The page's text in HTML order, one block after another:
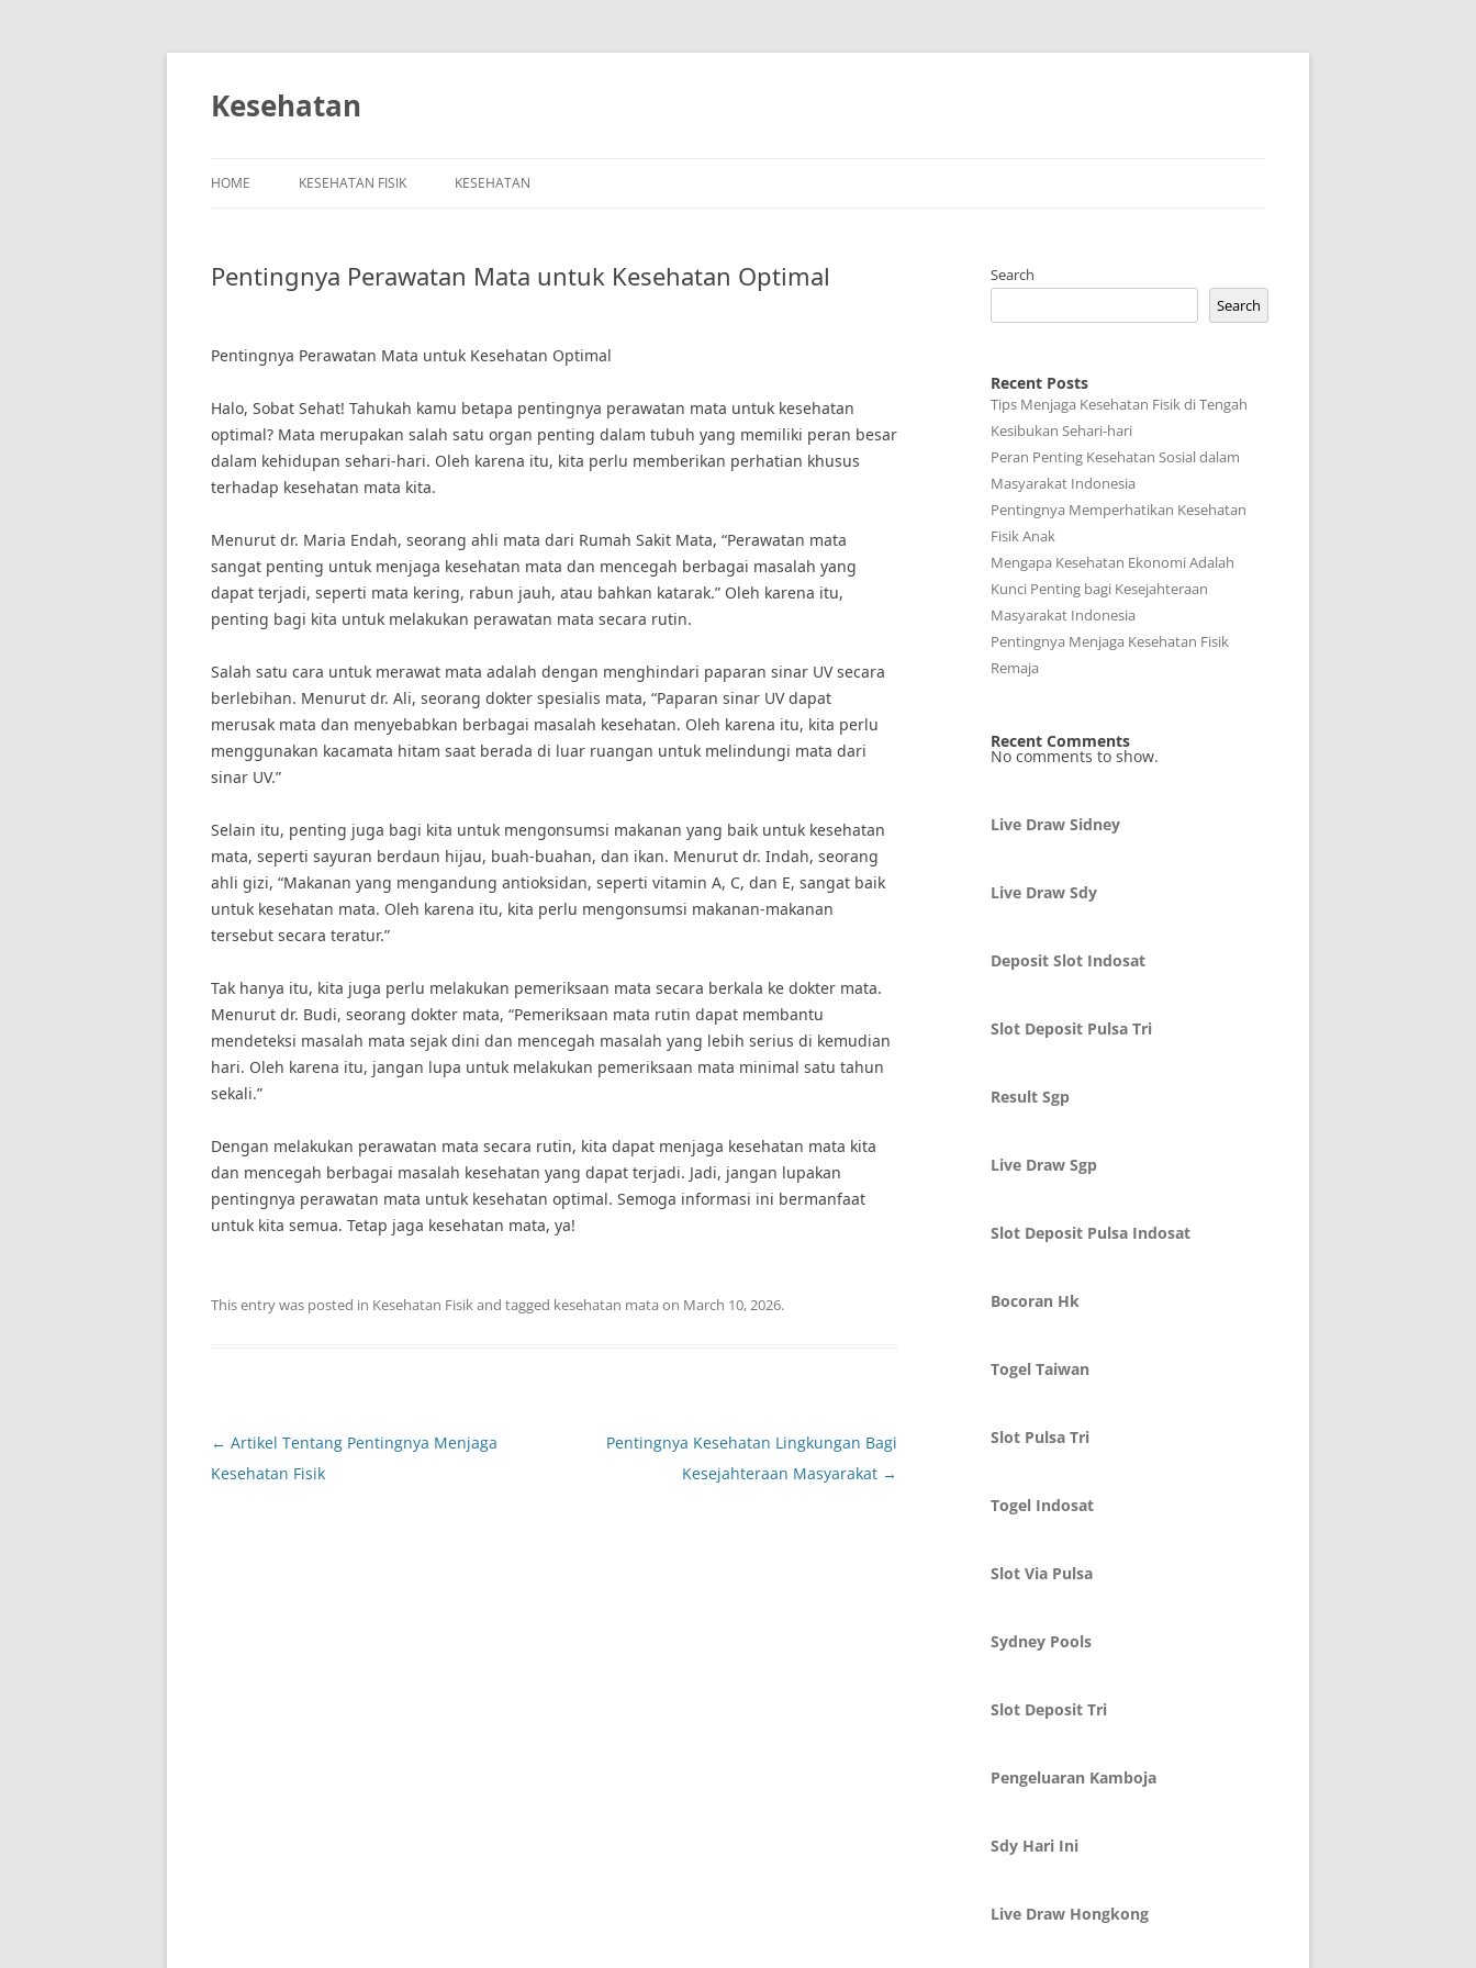
Skip
Kesehatan
HOME KESEHATAN FISIK KESEHATAN
Pentingnya Perawatan Mata untuk Kesehatan Optimal
Pentingnya Perawatan Mata untuk Kesehatan Optimal
Halo, Sobat Sehat! Tahukah kamu betapa pentingnya perawatan mata untuk kesehatan
optimal? Mata merupakan salah satu organ penting dalam tubuh yang memiliki peran besar
dalam kehidupan sehari-hari. Oleh karena itu, kita perlu memberikan perhatian khusus
terhadap kesehatan mata kita.
Menurut dr. Maria Endah, seorang ahli mata dari Rumah Sakit Mata, “Perawatan mata
sangat penting untuk menjaga kesehatan mata dan mencegah berbagai masalah yang
dapat terjadi, seperti mata kering, rabun jauh, atau bahkan katarak.” Oleh karena itu,
penting bagi kita untuk melakukan perawatan mata secara rutin.
Salah satu cara untuk merawat mata adalah dengan menghindari paparan sinar UV secara
berlebihan. Menurut dr. Ali, seorang dokter spesialis mata, “Paparan sinar UV dapat
merusak mata dan menyebabkan berbagai masalah kesehatan. Oleh karena itu, kita perlu
menggunakan kacamata hitam saat berada di luar ruangan untuk melindungi mata dari
sinar UV.”
Selain itu, penting juga bagi kita untuk mengonsumsi makanan yang baik untuk kesehatan
mata, seperti sayuran berdaun hijau, buah-buahan, dan ikan. Menurut dr. Indah, seorang
ahli gizi, “Makanan yang mengandung antioksidan, seperti vitamin A, C, dan E, sangat baik
untuk kesehatan mata. Oleh karena itu, kita perlu mengonsumsi makanan-makanan
tersebut secara teratur.”
Tak hanya itu, kita juga perlu melakukan pemeriksaan mata secara berkala ke dokter mata.
Menurut dr. Budi, seorang dokter mata, “Pemeriksaan mata rutin dapat membantu
mendeteksi masalah mata sejak dini dan mencegah masalah yang lebih serius di kemudian
hari. Oleh karena itu, jangan lupa untuk melakukan pemeriksaan mata minimal satu tahun
sekali.”
Dengan melakukan perawatan mata secara rutin, kita dapat menjaga kesehatan mata kita
dan mencegah berbagai masalah kesehatan yang dapat terjadi. Jadi, jangan lupakan
pentingnya perawatan mata untuk kesehatan optimal. Semoga informasi ini bermanfaat
untuk kita semua. Tetap jaga kesehatan mata, ya!
This entry was posted in Kesehatan Fisikand tagged kesehatan mata on March 10, 2026.
Post
navigation
← Artikel Tentang Pentingnya Menjaga
Kesehatan Fisik
Pentingnya Kesehatan Lingkungan Bagi
Kesejahteraan Masyarakat →
Search
Search
Recent Posts
Tips Menjaga Kesehatan Fisik di Tengah
Kesibukan Sehari-hari
Peran Penting Kesehatan Sosial dalam
Masyarakat Indonesia
Pentingnya Memperhatikan Kesehatan
Fisik Anak
Mengapa Kesehatan Ekonomi Adalah
Kunci Penting bagi Kesejahteraan
Masyarakat Indonesia
Pentingnya Menjaga Kesehatan Fisik
Remaja
Recent Comments
No comments to show.
Live Draw Sidney
Live Draw Sdy
Deposit Slot Indosat
Slot Deposit Pulsa Tri
Result Sgp
Live Draw Sgp
Slot Deposit Pulsa Indosat
Bocoran Hk
Togel Taiwan
Slot Pulsa Tri
Togel Indosat
Slot Via Pulsa
Sydney Pools
Slot Deposit Tri
Pengeluaran Kamboja
Sdy Hari Ini
Live Draw Hongkong